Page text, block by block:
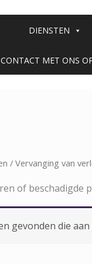
DIENSTEN
MET ONS
/ Vervanging van
of beschadigde
gevonden die